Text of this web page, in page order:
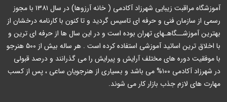
آموزشگاه مراقبت زیبایی شهرزاد آکادمی ( خانه آرزوها) در سال ۱۳۸۱ با مجوز
رسمی از سازمان فنی و حرفه ای تاسیس گردید و تا کنون با کارنامه درخشان از
بهترین آموزشــگاهـهای تهران بوده است و در این سال ها از حرفه ای ترین و
با اخلاق ترین اساتید آموزشی استفاده کرده است . هر ساله بیش از ۵۰۰ هنرجو
با موفقیت دوره های مختلف آرایش و پیرایش را می گذرانند و درصد قبولی
در شهرزاد آکادمی ۱۰۰% می باشد و بسیاری از هنرجویان ساعی ، پس از کسب
مهارت های لازم جذب بازار کار می شوند.